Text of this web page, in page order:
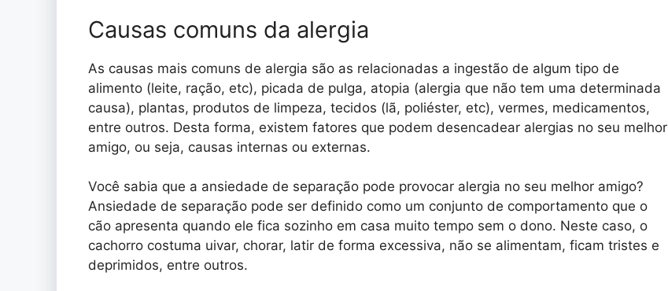
Causas comuns da alergia
As causas mais comuns de alergia são as relacionadas a ingestão de algum tipo de
alimento (leite, ração, etc), picada de pulga, atopia (alergia que não tem uma determinada
causa), plantas, produtos de limpeza, tecidos (lã, poliéster, etc), vermes, medicamentos,
entre outros. Desta forma, existem fatores que podem desencadear alergias no seu melhor
amigo, ou seja, causas internas ou externas.
Você sabia que a ansiedade de separação pode provocar alergia no seu melhor amigo?
Ansiedade de separação pode ser definido como um conjunto de comportamento que o
cão apresenta quando ele fica sozinho em casa muito tempo sem o dono. Neste caso, o
cachorro costuma uivar, chorar, latir de forma excessiva, não se alimentam, ficam tristes e
deprimidos, entre outros.